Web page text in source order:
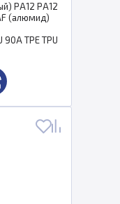
PA12 PA12
(алюмид)
TPE TPU